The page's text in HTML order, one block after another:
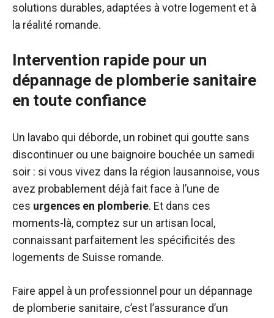
solutions durables, adaptées à votre logement et à
la réalité romande.
Intervention rapide pour un
dépannage de plomberie sanitaire
en toute confiance
Un lavabo qui déborde, un robinet qui goutte sans
discontinuer ou une baignoire bouchée un samedi
soir : si vous vivez dans la région lausannoise, vous
avez probablement déjà fait face à l’une de
ces urgences en plomberie. Et dans ces
moments-là, comptez sur un artisan local,
connaissant parfaitement les spécificités des
logements de Suisse romande.
Faire appel à un professionnel pour un dépannage
de plomberie sanitaire, c’est l’assurance d’un